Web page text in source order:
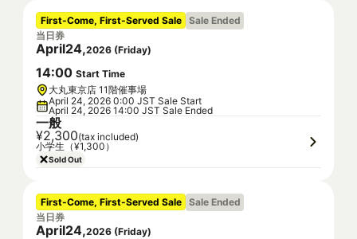
First-Come, First-Served Sale Sale Ended
当日券
April24,2026 (Friday)
14:00 Start Time
大丸東京店 11階催事場
April 24, 2026 0:00 JST Sale Start
April 24, 2026 14:00 JST Sale Ended
一般
¥2,300(tax included)
小学生（¥1,300）
Sold Out
First-Come, First-Served Sale Sale Ended
当日券
April24,2026 (Friday)